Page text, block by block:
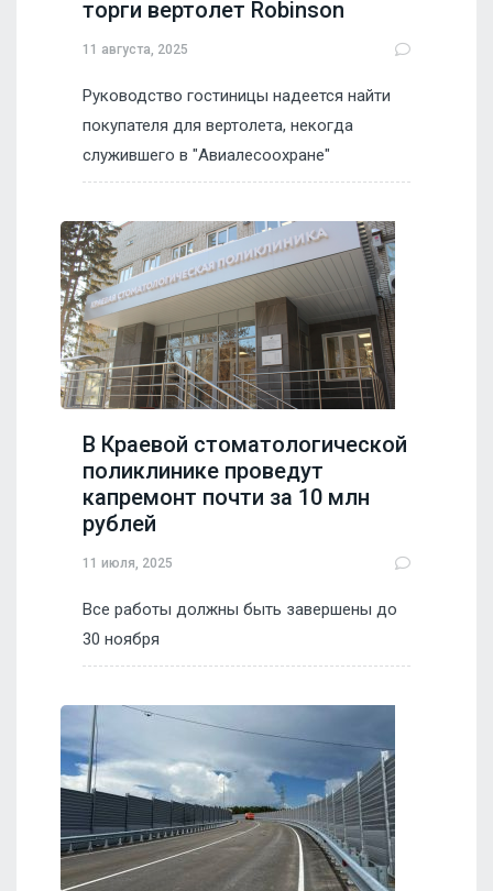
торги вертолет Robinson
11 августа, 2025
Руководство гостиницы надеется найти
покупателя для вертолета, некогда
служившего в "Авиалесоохране"
В Краевой стоматологической
поликлинике проведут
капремонт почти за 10 млн
рублей
11 июля, 2025
Все работы должны быть завершены до
30 ноября